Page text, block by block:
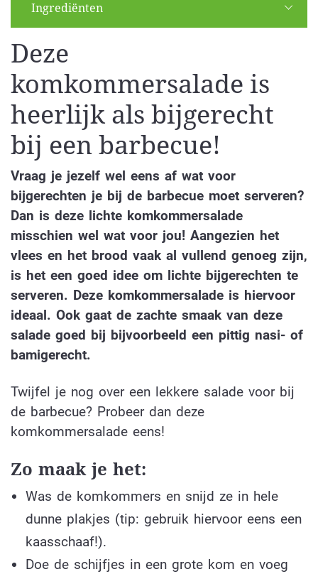
Ingrediënten
Deze
komkommersalade is
heerlijk als bijgerecht
bij een barbecue!
Vraag je jezelf wel eens af wat voor
bijgerechten je bij de barbecue moet serveren?
Dan is deze lichte komkommersalade
misschien wel wat voor jou! Aangezien het
vlees en het brood vaak al vullend genoeg zijn,
is het een goed idee om lichte bijgerechten te
serveren. Deze komkommersalade is hiervoor
ideaal. Ook gaat de zachte smaak van deze
salade goed bij bijvoorbeeld een pittig nasi- of
bamigerecht.
Twijfel je nog over een lekkere salade voor bij
de barbecue? Probeer dan deze
komkommersalade eens!
Zo maak je het:
Was de komkommers en snijd ze in hele
dunne plakjes (tip: gebruik hiervoor eens een
kaasschaaf!).
Doe de schijfjes in een grote kom en voeg